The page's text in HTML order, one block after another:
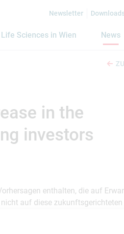
Newsletter
Life Sciences in Wien News
in the
investors
enthalten, die auf
auf diese
Senden Sie uns einfach